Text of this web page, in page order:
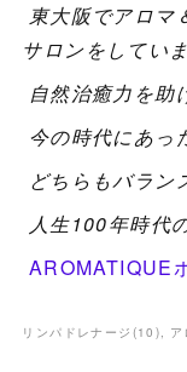
東大阪でアロマ
サロンをしてい
自然治癒力を助
今の時代にあっ
どちらもバラン
人生100年時代
AROMATIQUE
リンパドレナージ (10 ) ア